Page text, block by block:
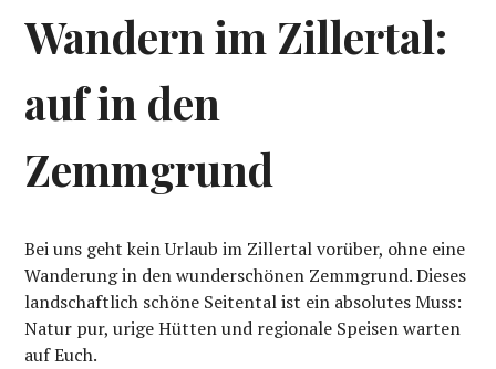
Wandern im Zillertal:
auf in den
Zemmgrund
Bei uns geht kein Urlaub im Zillertal vorüber, ohne eine
Wanderung in den wunderschönen Zemmgrund. Dieses
landschaftlich schöne Seitental ist ein absolutes Muss:
Natur pur, urige Hütten und regionale Speisen warten
auf Euch.